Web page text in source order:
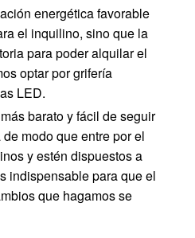
energética favorable
el inquilino, sino que la
para poder alquilar el
optar por grifería
LED.
barato y fácil de seguir
modo que entre por el
y estén dispuestos a
indispensable para que el
que hagamos se